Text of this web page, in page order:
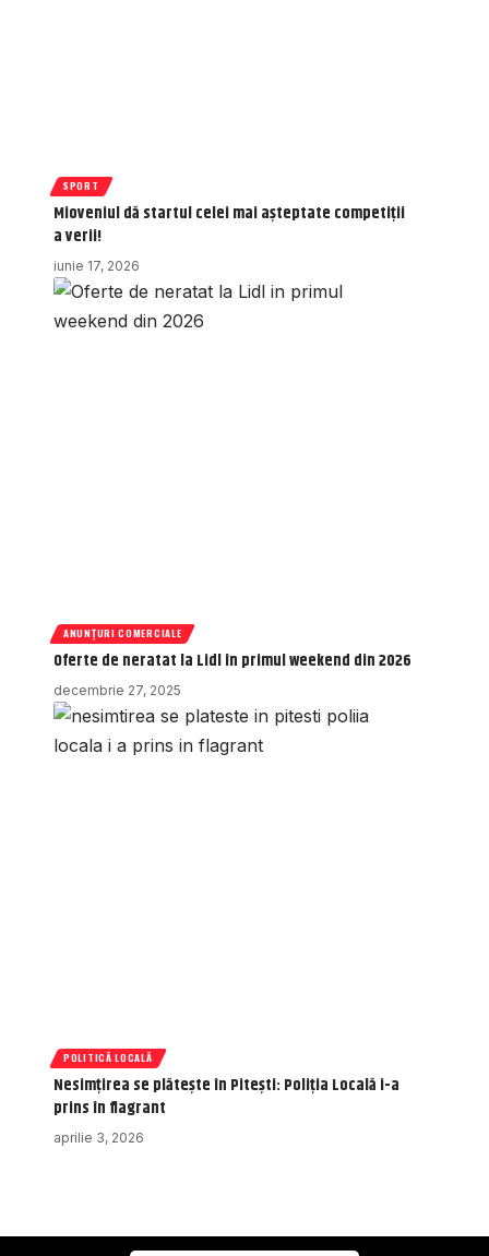
SPORT
Mioveniul dă startul celei mai așteptate competiții
a verii!
iunie 17, 2026
ANUNȚURI COMERCIALE
Oferte de neratat la Lidl în primul weekend din 2026
decembrie 27, 2025
POLITICĂ LOCALĂ
Nesimțirea se plătește în Pitești: Poliția Locală i-a
prins în flagrant
aprilie 3, 2026